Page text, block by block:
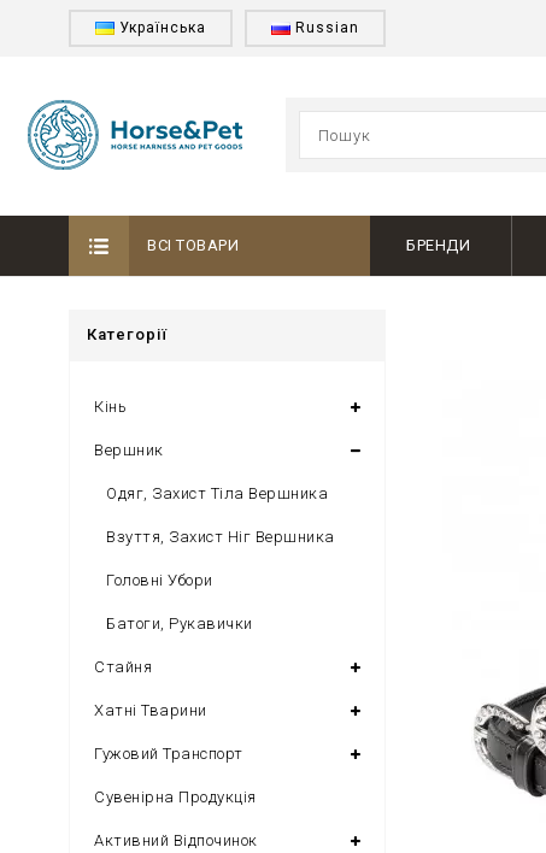
Українська Russian
ВСІ ТОВАРИ БРЕНДИ
Категорії
Кінь
Вершник
Одяг, Захист Тіла Вершника
Взуття, Захист Ніг Вершника
Головні Убори
Батоги, Рукавички
Стайня
Хатні Тварини
Гужовий Транспорт
Сувенірна Продукція
Активний Відпочинок